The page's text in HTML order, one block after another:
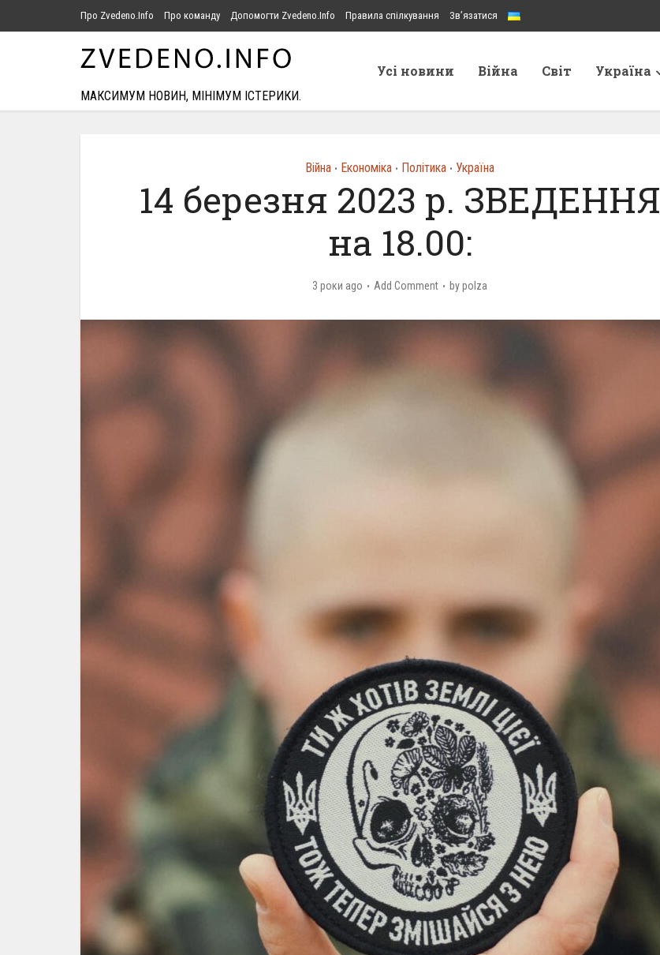
Про Zvedeno.Info Про команду Допомогти Zvedeno.Info Правила спілкування Зв’язатися
МАКСИМУМ НОВИН, МІНІМУМ ІСТЕРИКИ.
Усі новини Війна Світ Україна
Війна • Економіка • Політика • Україна
14 березня 2023 р. ЗВЕДЕННЯ
на 18.00:
3 роки ago Add Comment bypolza